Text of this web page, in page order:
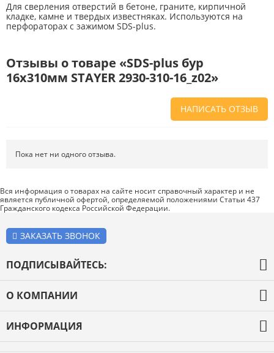
Для сверления отверстий в бетоне, граните, кирпичной
кладке, камне и твердых известняках. Используются на
перфораторах с зажимом SDS-plus.
Отзывы о товаре «SDS-plus бур
16x310мм STAYER 2930-310-16_z02»
НАПИСАТЬ ОТЗЫВ
не ошиблись в своем выборе.
Доставка. Как был упакован товар? Доставили ли его вам в
оговоренный срок?
Товар . Качественный? Какие его плюсы и минусы?
Пока нет ни одного отзыва.
Вся информация о товарах на сайте носит справочный характер и не
является публичной офертой, определяемой положениями Статьи 437
Гражданского кодекса Российской Федерации.
ЗАКАЗАТЬ ЗВОНОК
ПОДПИСЫВАЙТЕСЬ:
О КОМПАНИИ
ИНФОРМАЦИЯ
Каталог товаров